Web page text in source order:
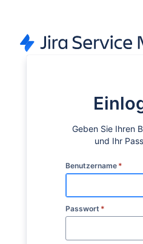
Geben Sie Ihren
und Ihr
Benutzername *
Passwort *